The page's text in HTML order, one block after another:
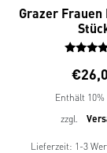
Grazer Frauen
t mit
4.00
von 5
€
Enthält 10%
zzgl.
Lieferzeit: 1-3